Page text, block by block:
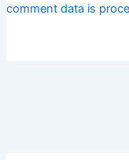
comment data is